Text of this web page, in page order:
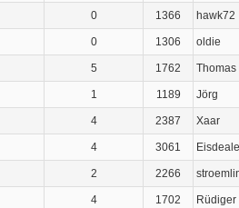
0 1366 hawk72
0 1306 oldie
5 1762 Thomas
1 1189 Jörg
4 2387 Xaar
4 3061
2 2266
4 1702 Rüdiger